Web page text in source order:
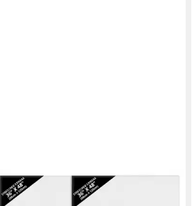
KURTZY
Leinwand Kurtzy 2er Leinwand 90 x